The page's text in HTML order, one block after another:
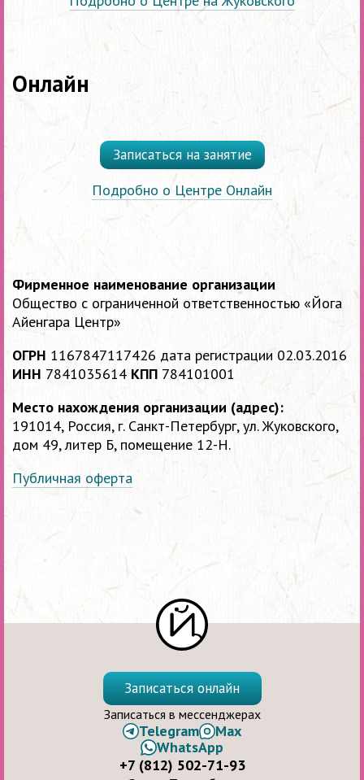
Онлайн
Записаться на занятие
Подробно о Центре Онлайн
Фирменное наименование организации
Общество с ограниченной ответственностью «Йога
Айенгара Центр»
ОГРН 1167847117426 дата регистрации 02.03.2016
ИНН 7841035614 КПП 784101001
Место нахождения организации (адрес):
191014, Россия, г. Санкт-Петербург, ул. Жуковского,
дом 49, литер Б, помещение 12-Н.
Публичная оферта
Записаться онлайн
Записаться в мессенджерах
Telegram
Max
WhatsApp
+7 (812) 502-71-93